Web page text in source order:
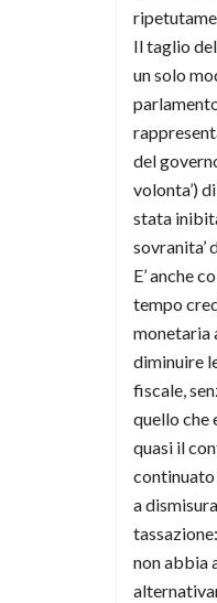
Il taglio
un solo
parlamento
del
volonta’)
stata
sovranita’
E’ anche
tempo
monetaria
diminuire
fiscale,
quello che
quasi il
continuato
a
non abbia